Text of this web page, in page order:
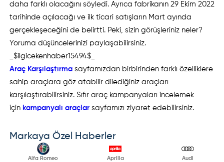
daha farklı olacağını söyledi. Ayrıca fabrikanın 29 Ekim 2022
tarihinde açılacağı ve ilk ticari satışların Mart ayında
gerçekleşeceğini de belirtti. Peki, sizin görüşleriniz neler?
Yoruma düşüncelerinizi paylaşabilirsiniz.
_$ilgicekenhaber15494$_
Araç Karşılaştırma sayfamızdan birbirinden farklı özelliklere
sahip araçlara göz atabilir dilediğiniz araçları
karşılaştırabilirsiniz. Sıfır araç kampanyaları incelemek
için kampanyalı araçlar sayfamızı ziyaret edebilirsiniz.
Markaya Özel Haberler
Alfa Romeo Aprilia Audi